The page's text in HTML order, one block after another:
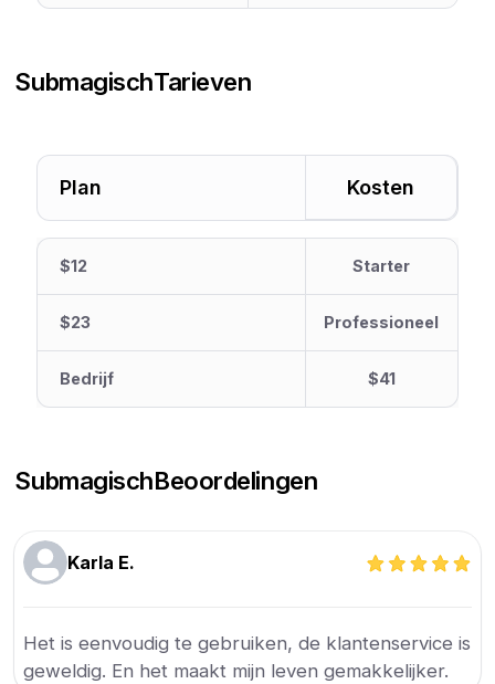
SubmagischTarieven
Plan Kosten
$12 Starter
$23 Professioneel
Bedrijf $41
SubmagischBeoordelingen
Karla E.
Het is eenvoudig te gebruiken, de klantenservice is
geweldig. En het maakt mijn leven gemakkelijker.